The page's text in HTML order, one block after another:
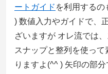
ートガイド を利用する
) 数値入力やガイドで、
ざいますが オレ流では
スナップと整列を使っ
りますよ(^^ ) 矢印の部